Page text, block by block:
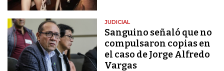
JUDICIAL
Sanguino señaló que no
compulsaron copias en
el caso de Jorge Alfredo
Vargas